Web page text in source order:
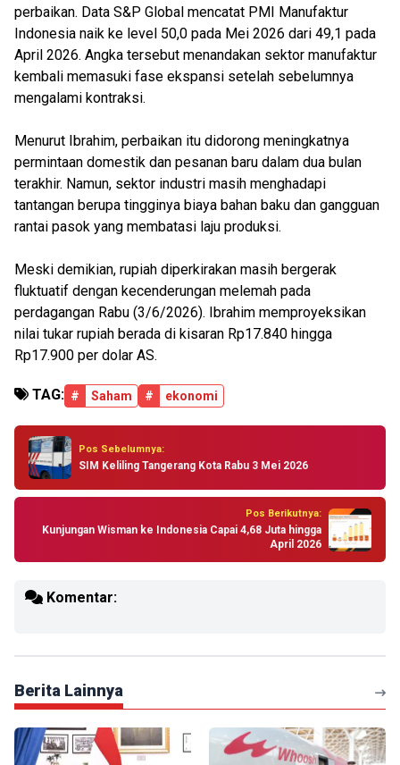
perbaikan. Data S&P Global mencatat PMI Manufaktur
Indonesia naik ke level 50,0 pada Mei 2026 dari 49,1 pada
April 2026. Angka tersebut menandakan sektor manufaktur
kembali memasuki fase ekspansi setelah sebelumnya
mengalami kontraksi.
Menurut Ibrahim, perbaikan itu didorong meningkatnya
permintaan domestik dan pesanan baru dalam dua bulan
terakhir. Namun, sektor industri masih menghadapi
tantangan berupa tingginya biaya bahan baku dan gangguan
rantai pasok yang membatasi laju produksi.
Meski demikian, rupiah diperkirakan masih bergerak
fluktuatif dengan kecenderungan melemah pada
perdagangan Rabu (3/6/2026). Ibrahim memproyeksikan
nilai tukar rupiah berada di kisaran Rp17.840 hingga
Rp17.900 per dolar AS.
TAG: # Saham # ekonomi
Pos Sebelumnya:
SIM Keliling Tangerang Kota Rabu 3 Mei 2026
Pos Berikutnya:
Kunjungan Wisman ke Indonesia Capai 4,68 Juta hingga
April 2026
Komentar:
Berita Lainnya